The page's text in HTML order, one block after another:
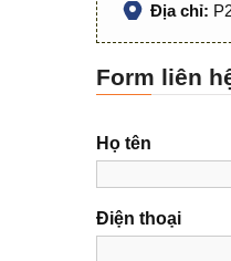
Địa chỉ:
Form liên
Họ tên
Điện thoại